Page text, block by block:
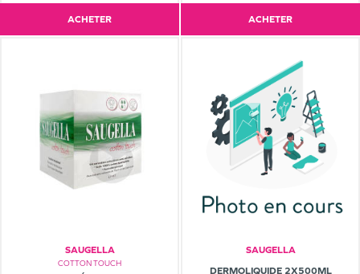
ACHETER ACHETER
SAUGELLA
COTTON TOUCH
SAUGELLA
DERMOLIQUIDE 2X500ML